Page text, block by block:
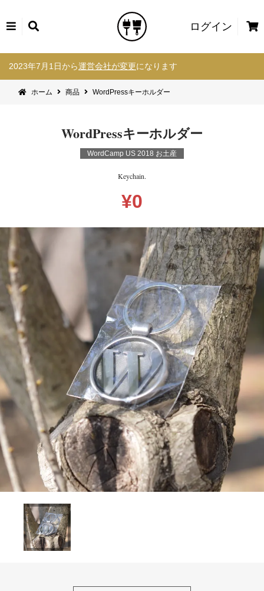
ログイン
カ
2023年7月1日から運営会社が変更になります
ホーム 商品 WordPressキーホルダー
WordPressキーホルダー
WordCamp US 2018 お土産
Keychain.
¥0